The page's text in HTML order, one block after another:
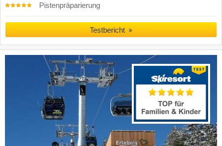
Pistenpräparierung
Testbericht